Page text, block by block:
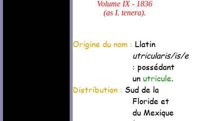
Volume IX - 1836
(as I. tenera).
Origine du nom : Llatin
utricularis/is/e
: possédant
un utricule.
Distribution : Sud de la
Floride et
du Mexique